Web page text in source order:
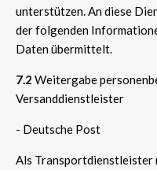
unterstützen. An diese
der folgenden
Daten übermittelt.
7.2 Weitergabe
Versanddienstleister
- Deutsche Post
Als Transportdienstleister